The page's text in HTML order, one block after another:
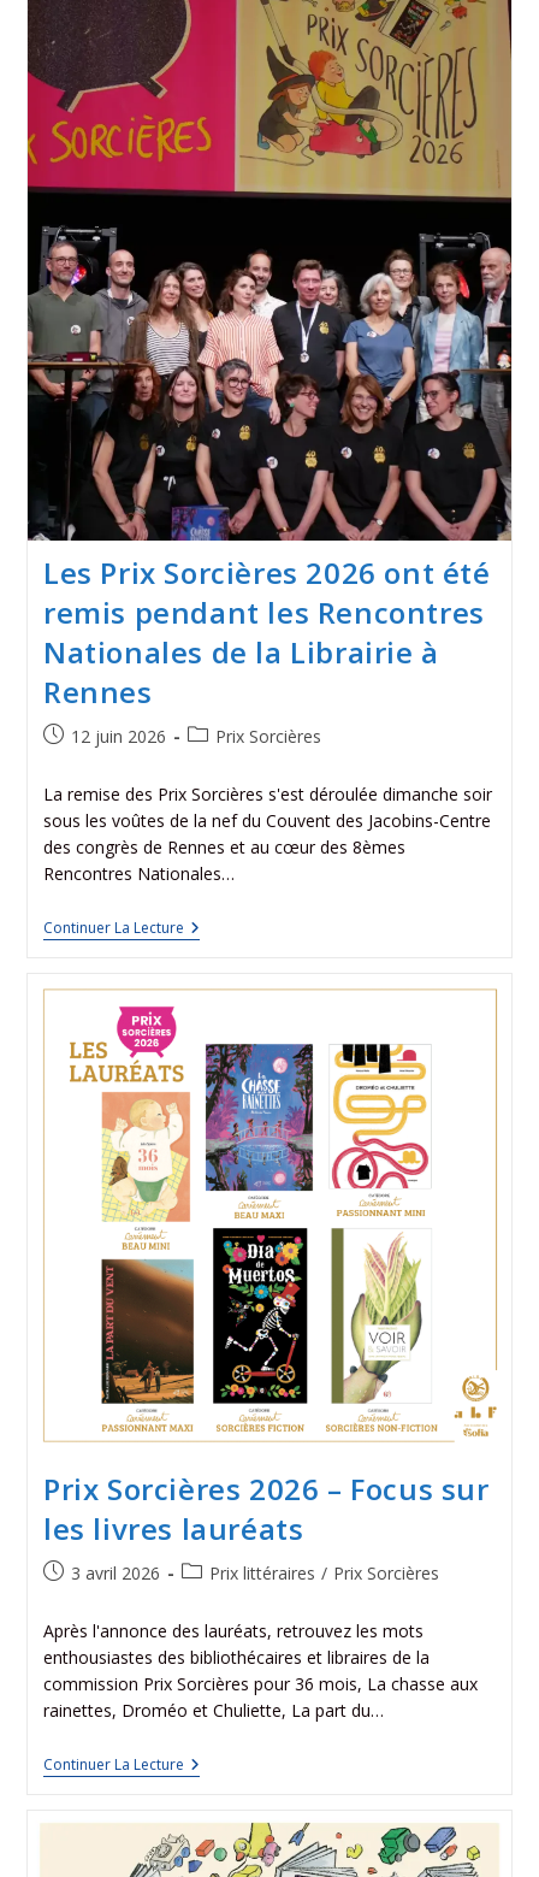
Les Prix Sorcières 2026 ont été
remis pendant les Rencontres
Nationales de la Librairie à
Rennes
12 juin 2026 Prix Sorcières
La remise des Prix Sorcières s'est déroulée dimanche soir
sous les voûtes de la nef du Couvent des Jacobins-Centre
des congrès de Rennes et au cœur des 8èmes
Rencontres Nationales…
Continuer La Lecture
Prix Sorcières 2026 – Focus sur
les livres lauréats
3 avril 2026 Prix littéraires / Prix Sorcières
Après l'annonce des lauréats, retrouvez les mots
enthousiastes des bibliothécaires et libraires de la
commission Prix Sorcières pour 36 mois, La chasse aux
rainettes, Droméo et Chuliette, La part du…
Continuer La Lecture